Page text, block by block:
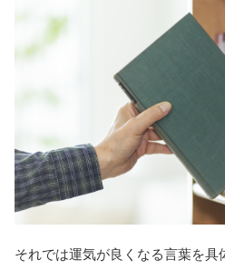
それでは運気が良くなる言葉を具